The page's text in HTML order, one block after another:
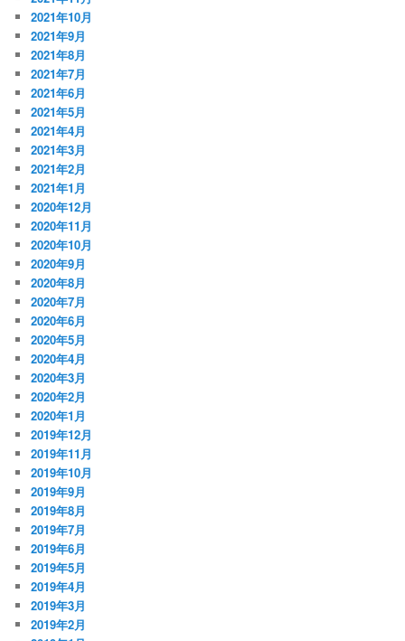
2021年10月
2021年9月
2021年8月
2021年7月
2021年6月
2021年5月
2021年4月
2021年3月
2021年2月
2021年1月
2020年12月
2020年11月
2020年10月
2020年9月
2020年8月
2020年7月
2020年6月
2020年5月
2020年4月
2020年3月
2020年2月
2020年1月
2019年12月
2019年11月
2019年10月
2019年9月
2019年8月
2019年7月
2019年6月
2019年5月
2019年4月
2019年3月
2019年2月